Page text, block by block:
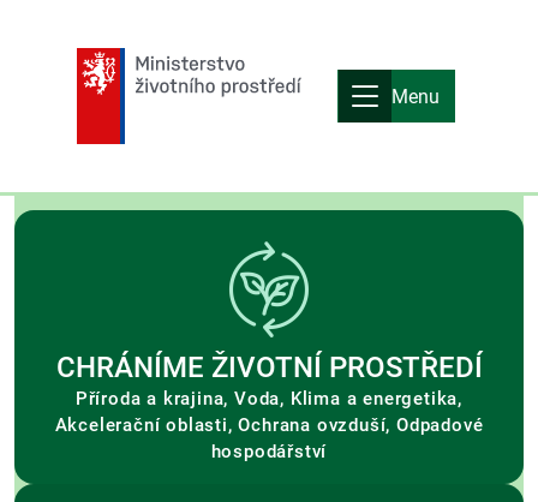
Menu
CHRÁNÍME ŽIVOTNÍ PROSTŘEDÍ
Příroda a krajina, Voda, Klima a energetika,
Akcelerační oblasti, Ochrana ovzduší, Odpadové
hospodářství